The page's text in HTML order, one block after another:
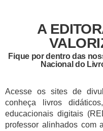
A
Fique por dentro das
Nacional do
Acesse os sites de
conheça livros
educacionais digitais
professor alinhados com